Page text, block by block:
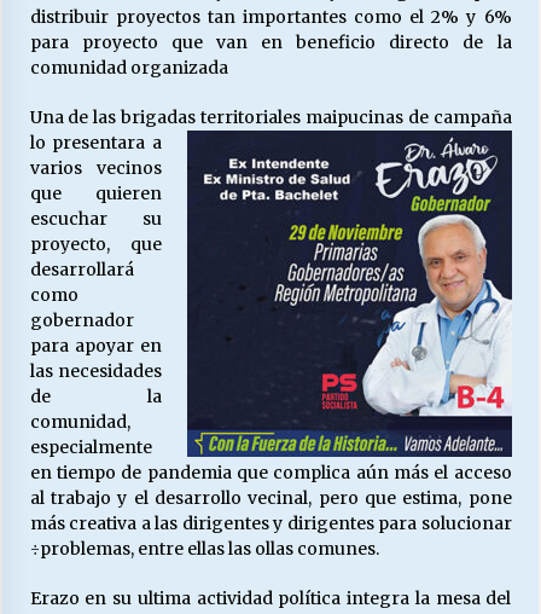
distribuir proyectos tan importantes como el 2% y 6%
para proyecto que van en beneficio directo de la
comunidad organizada
Una de las brigadas territoriales maipucinas decampaña
lo presentara a
varios vecinos
que quieren
escuchar su
proyecto, que
desarrollará
como
gobernador
para apoyar en
las necesidades
de la
comunidad,
especialmente
en tiempo de pandemia que complica aún más el acceso
al trabajo y el desarrollo vecinal, pero que estima, pone
más creativa a las dirigentes y dirigentes para solucionar
÷problemas, entre ellas las ollas comunes.
Erazo en su ultima actividad política integra la mesa del